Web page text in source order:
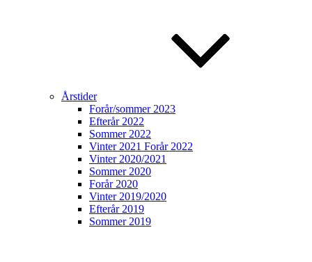
Årstider
Forår/sommer 2023
Efterår 2022
Sommer 2022
Vinter 2021 Forår 2022
Vinter 2020/2021
Sommer 2020
Forår 2020
Vinter 2019/2020
Efterår 2019
Sommer 2019